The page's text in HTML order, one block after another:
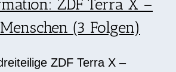
ZDF Terra X –
(3 Folgen)
ZDF Terra X –